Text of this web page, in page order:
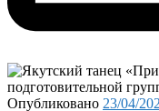
Опубликовано 23/04/